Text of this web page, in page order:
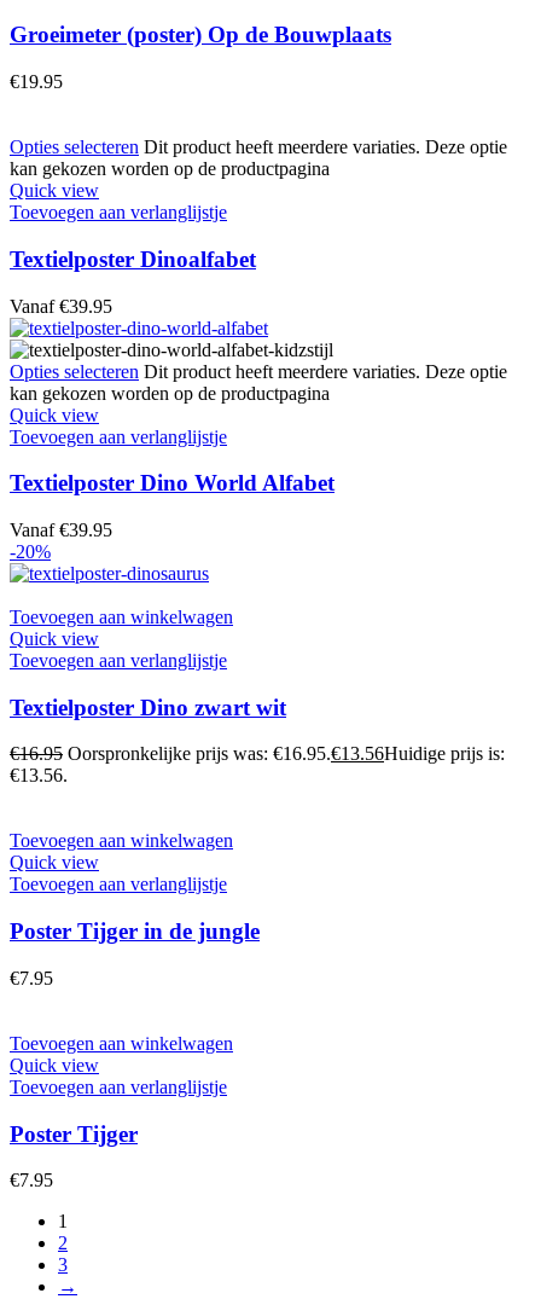
Groeimeter (poster) Op de Bouwplaats
€19.95
Opties selecteren Dit product heeft meerdere variaties. Deze optie
kan gekozen worden op de productpagina
Quick view
Toevoegen aan verlanglijstje
Textielposter Dinoalfabet
Vanaf €39.95
Opties selecteren Dit product heeft meerdere variaties. Deze optie
kan gekozen worden op de productpagina
Quick view
Toevoegen aan verlanglijstje
Textielposter Dino World Alfabet
Vanaf €39.95
-20%
Toevoegen aan winkelwagen
Quick view
Toevoegen aan verlanglijstje
Textielposter Dino zwart wit
€16.95 Oorspronkelijke prijs was: €16.95.€13.56Huidige prijs is:
€13.56.
Toevoegen aan winkelwagen
Quick view
Toevoegen aan verlanglijstje
Poster Tijger in de jungle
€7.95
Toevoegen aan winkelwagen
Quick view
Toevoegen aan verlanglijstje
Poster Tijger
€7.95
1
2
3
→